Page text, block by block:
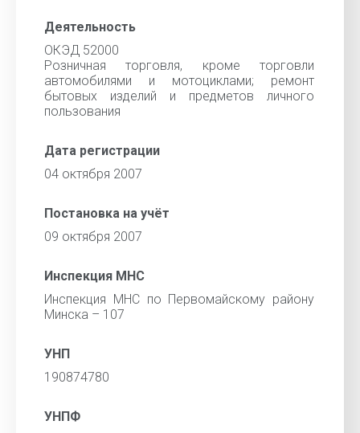
Деятельность
ОКЭД 52000
Розничная торговля, кроме торговли
автомобилями и мотоциклами; ремонт
бытовых изделий и предметов личного
пользования
Дата регистрации
04 октября 2007
Постановка на учёт
09 октября 2007
Инспекция МНС
Инспекция МНС по Первомайскому району
Минска – 107
УНП
190874780
УНПФ